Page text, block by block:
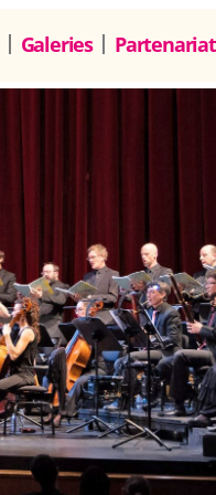
Galeries Partenariat